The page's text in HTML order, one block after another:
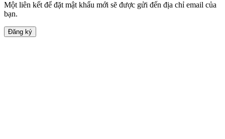
Một liên kết để đặt mật khẩu mới sẽ được gửi đến địa chỉ email của
bạn.
Đăng ký